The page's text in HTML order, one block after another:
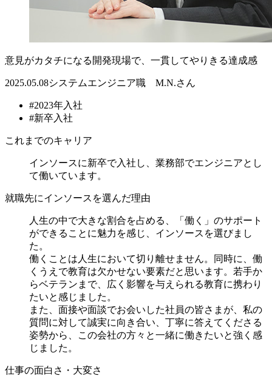
意見がカタチになる開発現場で、一貫してやりきる達成感
2025.05.08システムエンジニア職 M.N.さん
#2023年入社
#新卒入社
これまでのキャリア
インソースに新卒で入社し、業務部でエンジニアとし
て働いています。
就職先にインソースを選んだ理由
人生の中で大きな割合を占める、「働く」のサポート
ができることに魅力を感じ、インソースを選びまし
た。
働くことは人生において切り離せません。同時に、働
くうえで教育は欠かせない要素だと思います。若手か
らベテランまで、広く影響を与えられる教育に携わり
たいと感じました。
また、面接や面談でお会いした社員の皆さまが、私の
質問に対して誠実に向き合い、丁寧に答えてくださる
姿勢から、この会社の方々と一緒に働きたいと強く感
じました。
仕事の面白さ・大変さ